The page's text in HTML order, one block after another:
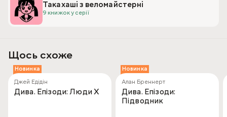
Такахаші з веломайстерні
9 книжок у серії
Щось схоже
Новинка
Джей Едідін
Дива. Епізоди: Люди Х
Новинка
Алан Бреннерт
Дива. Епізоди:
Підводник